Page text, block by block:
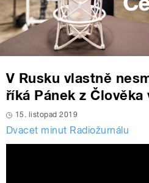
V Rusku vlastně
říká Pánek z Člověka
15. listopad 2019
Dvacet minut Radiožurnálu